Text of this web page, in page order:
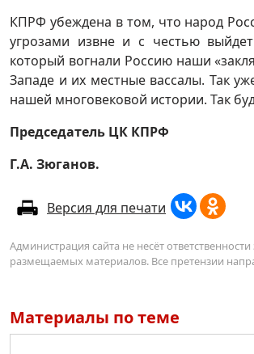
КПРФ убеждена в том, что народ
угрозами извне и с честью
который вогнали Россию наши
Западе и их местные вассалы. Так
нашей многовековой истории. Так
Председатель ЦК КПРФ
Г.А. Зюганов.
Версия для печати
Администрация сайта не несёт
размещаемых материалов. Все претензии
Материалы по теме